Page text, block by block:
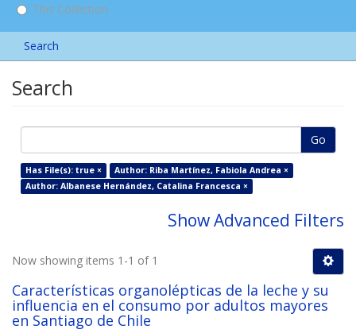
This Collection
Search
Search
Go
Has File(s): true ×
Author: Riba Martínez, Fabiola Andrea ×
Author: Albanese Hernández, Catalina Francesca ×
Show Advanced Filters
Now showing items 1-1 of 1
Características organolépticas de la leche y su
influencia en el consumo por adultos mayores
en Santiago de Chile